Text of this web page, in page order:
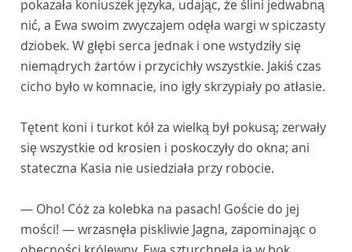
pokazała koniuszek języka, udając, że ślini jedwabną
nić, a Ewa swoim zwyczajem odęła wargi w spiczasty
dziobek. W głębi serca jednak i one wstydziły się
niemądrych żartów i przycichły wszystkie. Jakiś czas
cicho było w komnacie, ino igły skrzypiały po atłasie.
Tętent koni i turkot kół za wielką był pokusą; zerwały
się wszystkie od krosien i poskoczyły do okna; ani
stateczna Kasia nie usiedziała przy robocie.
— Oho! Cóż za kolebka na pasach! Goście do jej
mości! — wrzasnęła piskliwie Jagna, zapominając o